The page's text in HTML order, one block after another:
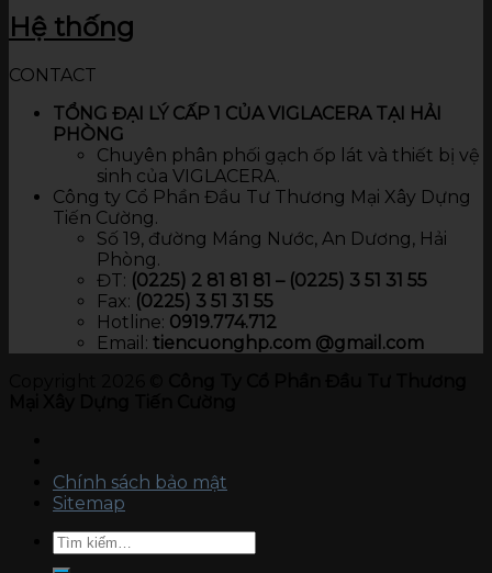
Hệ thống
CONTACT
TỔNG ĐẠI LÝ CẤP 1 CỦA VIGLACERA TẠI HẢI
PHÒNG
Chuyên phân phối gạch ốp lát và thiết bị vệ
sinh của VIGLACERA.
Công ty Cổ Phần Đầu Tư Thương Mại Xây Dựng
Tiến Cường.
Số 19, đường Máng Nước, An Dương, Hải
Phòng.
ĐT: (0225) 2 81 81 81 – (0225) 3 51 31 55
Fax: (0225) 3 51 31 55
Hotline: 0919.774.712​
Email: tiencuonghp.com @gmail.com
Chính sách bảo mật
Sitemap
Tìm
kiếm: